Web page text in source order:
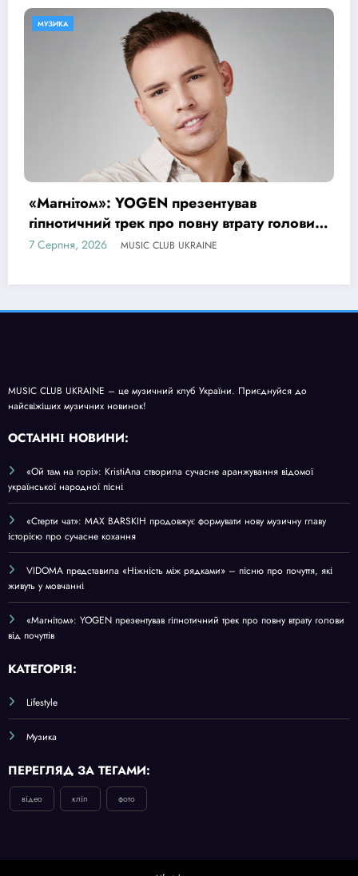
голови
МУЗИКА
Alinaarts представила «Run Baby
музичну підтримку для тих, хто
жити попри війну
6 Серпня, 2026 MUSIC CLUB UKRAINE
MUSIC CLUB UKRAINE – це музичний клуб України. Приєднуйся до
найсвіжіших музичних новинок!
ОСТАННІ НОВИНИ:
«Ой там на горі»: KristiAna створила сучасне аранжування відомої
української народної пісні
«Стерти чат»: MAX BARSKIH продовжує формувати нову музичну главу
історією про сучасне кохання
VIDOMA представила «Ніжність між рядками» – пісню про почуття, які
живуть у мовчанні
«Магнітом»: YOGEN презентував гіпнотичний трек про повну втрату голови
від почуттів
КАТЕГОРІЯ:
Lifestyle
Музика
ПЕРЕГЛЯД ЗА ТЕГАМИ:
відео кліп фото